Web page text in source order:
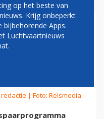
LEDEN
HUN
| Foto: Reismedia
op het beste van
Krijg onbeperkt
Apps.
Luchtvaartnieuws